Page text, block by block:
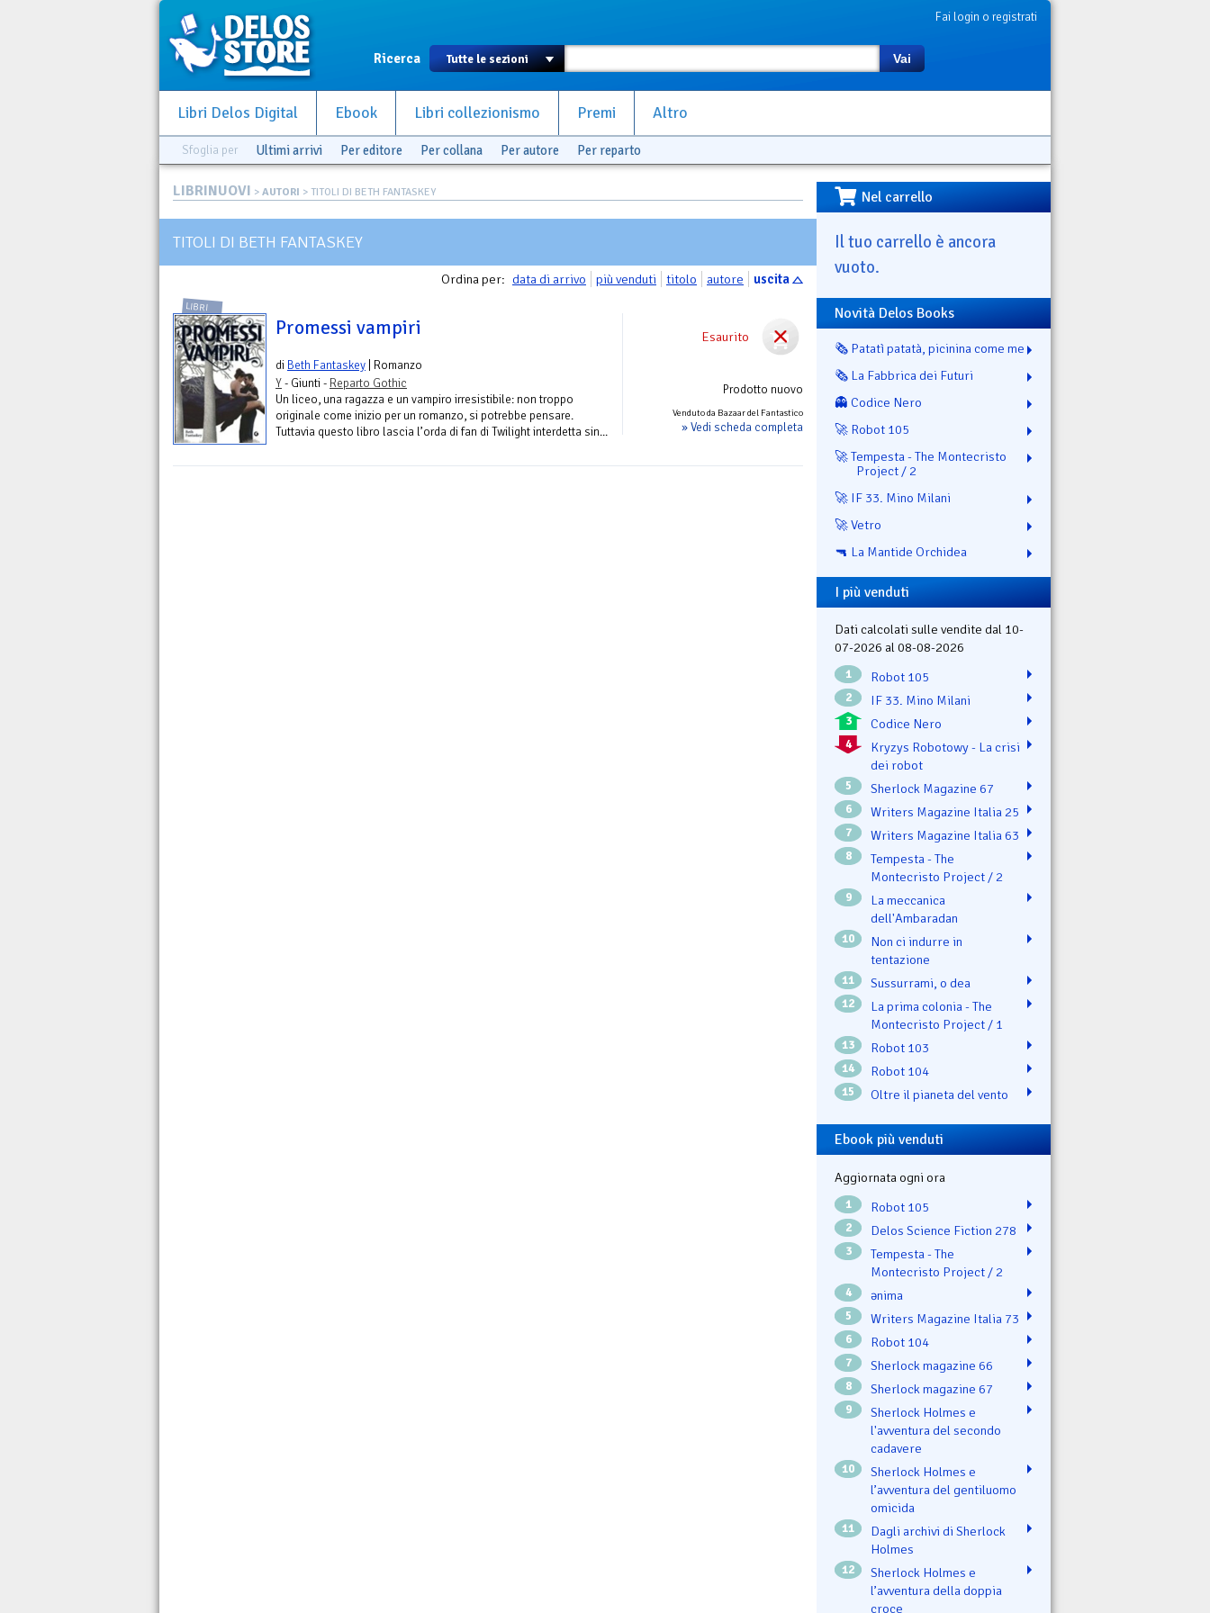
Fai login o registrati
Ricerca Vai
Libri Delos Digital Ebook Libri collezionismo Premi Altro
Sfoglia per Ultimi arrivi Per editore Per collana Per autore Per reparto
LIBRINUOVI > AUTORI > TITOLI DI BETH FANTASKEY
TITOLI DI BETH FANTASKEY
Ordina per: data di arrivo più venduti titolo autore uscita
Esaurito
Prodotto nuovo
Venduto da Bazaar del Fantastico
» Vedi scheda completa
LIBRI
Promessi vampiri
di Beth Fantaskey | Romanzo
Y- Giunti - Reparto Gothic
Un liceo, una ragazza e un vampiro irresistibile: non troppo
originale come inizio per un romanzo, si potrebbe pensare.
Tuttavia questo libro lascia l’orda di fan di Twilight interdetta sin...
Nel carrello
Il tuo carrello è ancora
vuoto.
Novità Delos Books
🗞️ Patatì patatà, picinina come me
🗞️ La Fabbrica dei Futuri
👻 Codice Nero
🚀 Robot 105
🚀 Tempesta - The Montecristo
Project / 2
🚀 IF 33. Mino Milani
🚀 Vetro
🔫 La Mantide Orchidea
I più venduti
Dati calcolati sulle vendite dal 10-
07-2026 al 08-08-2026
1 Robot 105
2 IF 33. Mino Milani
3 Codice Nero
4
Kryzys Robotowy - La crisi
dei robot
5 Sherlock Magazine 67
6 Writers Magazine Italia 25
7 Writers Magazine Italia 63
8
Tempesta - The
Montecristo Project / 2
9
La meccanica
dell'Ambaradan
10
Non ci indurre in
tentazione
11 Sussurrami, o dea
12
La prima colonia - The
Montecristo Project / 1
13 Robot 103
14 Robot 104
15 Oltre il pianeta del vento
Ebook più venduti
Aggiornata ogni ora
1 Robot 105
2 Delos Science Fiction 278
3
Tempesta - The
Montecristo Project / 2
4 ənima
5 Writers Magazine Italia 73
6 Robot 104
7 Sherlock magazine 66
8 Sherlock magazine 67
9
Sherlock Holmes e
l'avventura del secondo
cadavere
10
Sherlock Holmes e
l’avventura del gentiluomo
omicida
11
Dagli archivi di Sherlock
Holmes
12
Sherlock Holmes e
l’avventura della doppia
croce